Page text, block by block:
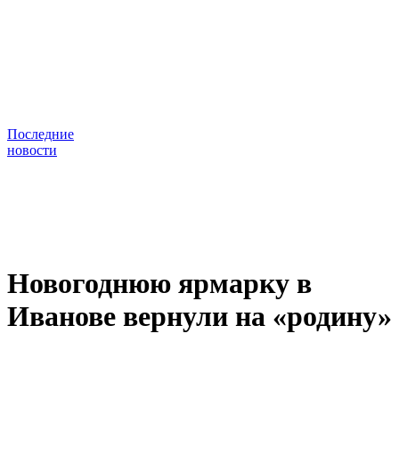
Последние
новости
Новогоднюю ярмарку в
Иванове вернули на «родину»